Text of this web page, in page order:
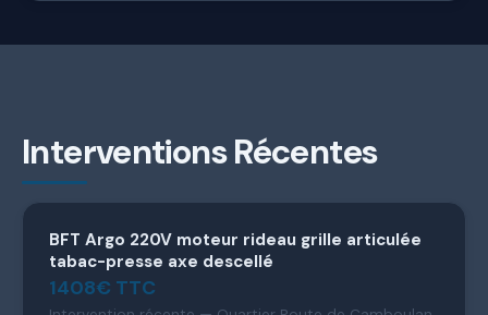
Interventions Récentes
BFT Argo 220V moteur rideau grille articulée
tabac-presse axe descellé
1408€ TTC